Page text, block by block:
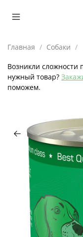
Главная Собаки
Возникли
нужный товар?
поможем.